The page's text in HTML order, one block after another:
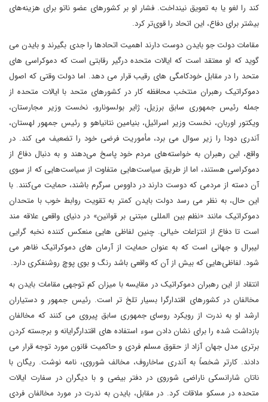
کند را لغو یا به تعویق نینداخت. فشار او بر کشورهای عضو ناتو برای هزینه‌های
بیشتر برای دفاع، این اتحاد را قوی‌تر کرد.
مقامات دولت جو بایدن دوست دارند اهمیت اتحادها را جدی بگیرند و بایدن می
گوید که او معتقد است که ایالات متحده درگیر رقابتی است که دموکراسی های
متحد را در مقابل خودکامگی های رقیب قرار می دهد. اما دولت وقتی که اصول
دموکراتیک رهبران منتخب محافظه کار در کشورهای متحد با ایالات متحده از
جمله رئیس جمهوری سابق برزیل، ژایر بولسونارو، نخست وزیر مجارستان،
ویکتور اوربان، نخست وزیر اسرائیل، بنیامین نتانیاهو و رئیس جمهور لهستان،
آندری دودا را زیر سوال می برد، مأموریت فرضی خود را تضعیف می کند. در
واقع، این رهبران به خواسته‌های مردم خود پاسخ می‌دهند و به دنبال دفاع از
دموکراسی هستند، اما از طریق سیاست‌هایی متفاوت از سیاست‌هایی که از سوی
آن دسته از مردمی که دوست دارند در داووس سرگرم باشند، حمایت می‌کنند. با
این حال، به نظر می رسد دولت بایدن کمتر به تقویت روابط خوب با متحدان
دموکراتیک مانند «نظم بین المللی مبتنی بر قوانین» در دنیای واقعی علاقه مند
است تا دفاع از انتزاعات خیالی. چنین لفاظی هایی منعکس کننده نخبه گرایی
لیبرال و جهانی است که به عنوان حمایت از آرمان های دموکراتیک ظاهر می
شود. لفاظی‌هایی که بیش از آن که واقعی باشد رنگ و بوی پوچ روشنفکری دارد.
انتقاد از این رهبران دموکراتیک در مقایسه با میزان کم توجهی مقامات بایدن به
مخالفان در کشورهای اقتدارگرا بسیار تلخ تر است. رئیس جمهور و دستیاران
ارشد او به ندرت از رویکرد روسای جمهوری سابق پیروی می کنند که مخالفان
بازداشت شده را برای نشان دادن سوء استفاده های اقتدارگرایانه و برجسته کردن
برتری مدل جهان آزاد از حقوق مسلم فردی و حاکمیت قانون مورد توجه قرار می
دادند. کارتر شخصاً به آندری ساخاروف، مخالف شوروی، نامه نوشت. ریگان با
ناتان شارانسکی ناراضی شوروی در دفتر بیضی و با دیگران در سفارت ایالات
متحده در مسکو ملاقات کرد. در مقابل، بایدن به ندرت در مورد مخالفان فردی